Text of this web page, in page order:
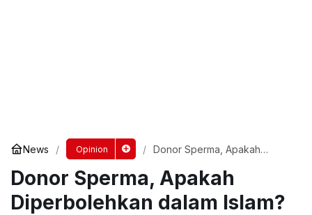
News Opinion
Donor Sperma, Apakah
Donor Sperma, Apakah
Diperbolehkan dalam Islam?